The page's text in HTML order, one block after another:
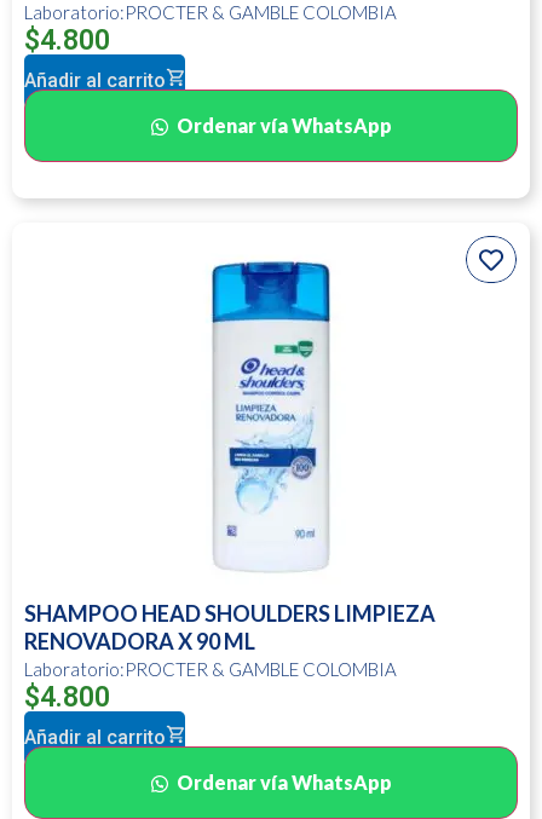
Laboratorio:PROCTER & GAMBLE COLOMBIA
$4.800
Añadir al carrito
Ordenar vía WhatsApp
SHAMPOO HEAD SHOULDERS LIMPIEZA
RENOVADORA X 90 ML
Laboratorio:PROCTER & GAMBLE COLOMBIA
$4.800
Añadir al carrito
Ordenar vía WhatsApp